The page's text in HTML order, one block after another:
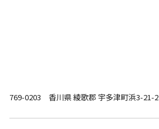
769-0203 香川県 綾歌郡 宇多津町浜3-21-2